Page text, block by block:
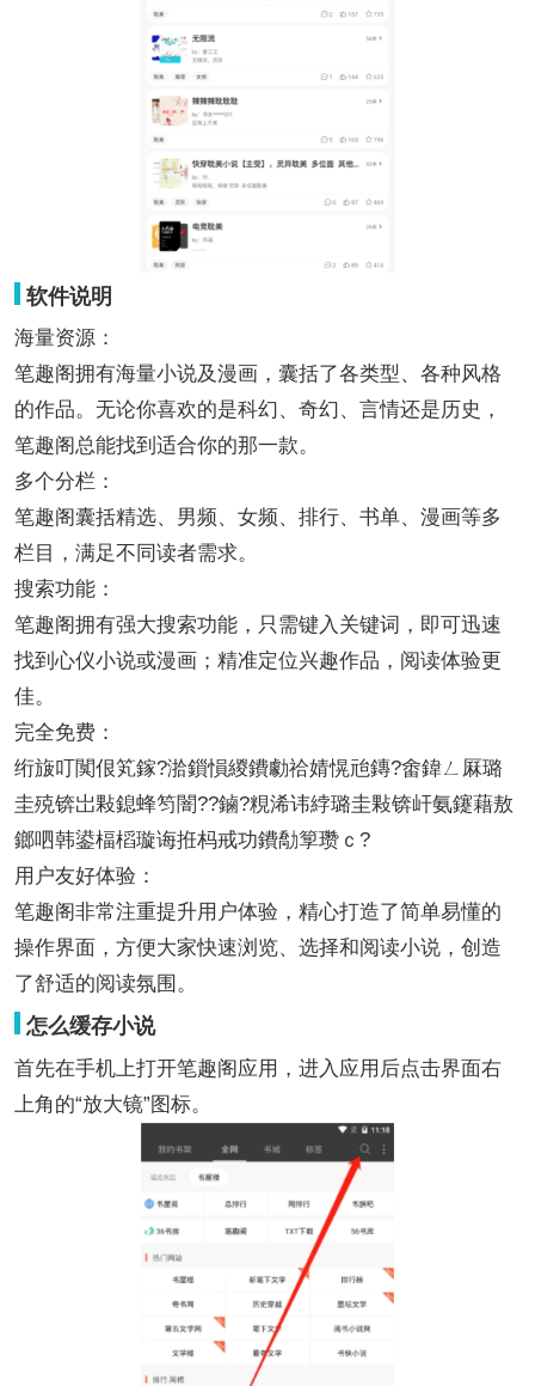
软件说明
海量资源：
笔趣阁拥有海量小说及漫画，囊括了各类型、各种风格
的作品。无论你喜欢的是科幻、奇幻、言情还是历史，
笔趣阁总能找到适合你的那一款。
多个分栏：
笔趣阁囊括精选、男频、女频、排行、书单、漫画等多
栏目，满足不同读者需求。
搜索功能：
笔趣阁拥有强大搜索功能，只需键入关键词，即可迅速
找到心仪小说或漫画；精准定位兴趣作品，阅读体验更
佳。
完全免费：
绗旇叮闃佷笂鎵?湁鎻愪緵鐨勮祫婧愰兘鏄?畬鍏ㄥ厤璐
圭殑锛岀敤鎴蜂笉闇??鏀?粯浠讳綍璐圭敤锛屽氨鑳藉敖
鎯呬韩鍙楅槄璇诲拰杩戒功鐨勪箰瓒ｃ?
用户友好体验：
笔趣阁非常注重提升用户体验，精心打造了简单易懂的
操作界面，方便大家快速浏览、选择和阅读小说，创造
了舒适的阅读氛围。
怎么缓存小说
首先在手机上打开笔趣阁应用，进入应用后点击界面右
上角的“放大镜”图标。